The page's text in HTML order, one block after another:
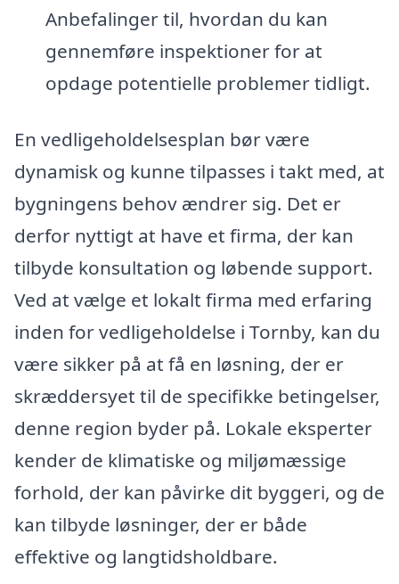
Anbefalinger til, hvordan du kan
gennemføre inspektioner for at
opdage potentielle problemer tidligt.
En vedligeholdelsesplan bør være
dynamisk og kunne tilpasses i takt med, at
bygningens behov ændrer sig. Det er
derfor nyttigt at have et firma, der kan
tilbyde konsultation og løbende support.
Ved at vælge et lokalt firma med erfaring
inden for vedligeholdelse i Tornby, kan du
være sikker på at få en løsning, der er
skræddersyet til de specifikke betingelser,
denne region byder på. Lokale eksperter
kender de klimatiske og miljømæssige
forhold, der kan påvirke dit byggeri, og de
kan tilbyde løsninger, der er både
effektive og langtidsholdbare.